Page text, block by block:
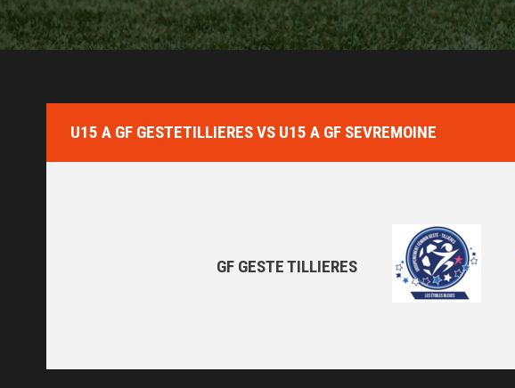
U15 A GF GESTETILLIERES VS U15 A GF SEVREMOINE
GF GESTE TILLIERES